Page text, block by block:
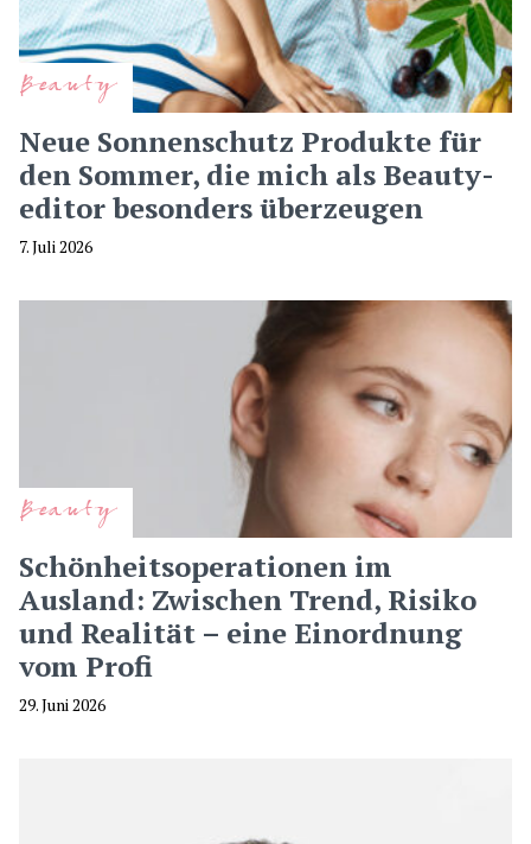
Beauty
Neue Sonnenschutz Produkte für
den Sommer, die mich als Beauty-
editor besonders überzeugen
7. Juli 2026
Beauty
Schönheitsoperationen im
Ausland: Zwischen Trend, Risiko
und Realität – eine Einordnung
vom Profi
29. Juni 2026